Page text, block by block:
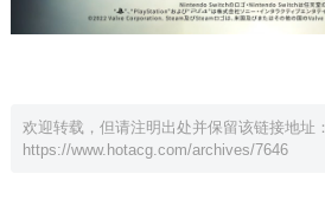
欢迎转载，但请注明出处并保留该链接地址：
https://www.hotacg.com/archives/7646